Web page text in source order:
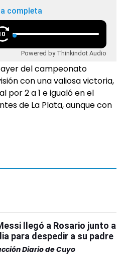
completa
Powered by Thinkindot Audio
ayer del campeonato
con una valiosa victoria,
por 2 a 1 e igualó en el
de La Plata, aunque con
llegó a Rosario junto a
para despedir a su padre
Diario de Cuyo